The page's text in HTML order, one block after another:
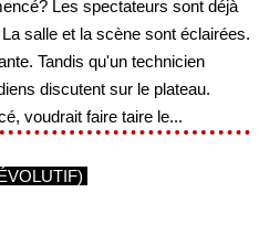
Les spectateurs sont déjà
salle et la scène sont éclairées.
Tandis qu'un technicien
discutent sur le plateau.
voudrait faire taire le...